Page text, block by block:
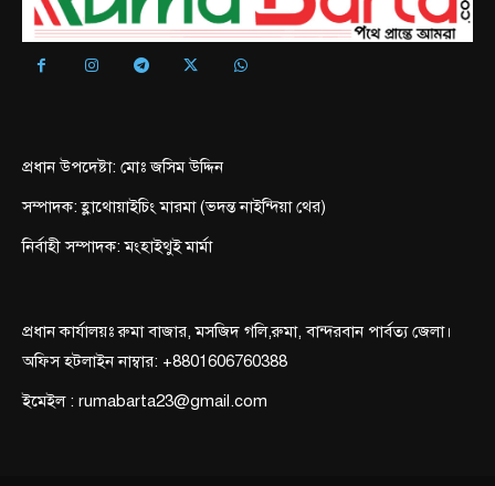
প্রধান উপদেষ্টা: মোঃ জসিম উদ্দিন
সম্পাদক: হ্লাথোয়াইচিং মারমা (ভদন্ত নাইন্দিয়া থের)
নির্বাহী সম্পাদক: মংহাইথুই মার্মা
প্রধান কার্যালয়ঃ রুমা বাজার, মসজিদ গলি,রুমা, বান্দরবান পার্বত্য জেলা।
অফিস হটলাইন নাম্বার: +8801606760388
ইমেইল : rumabarta23@gmail.com